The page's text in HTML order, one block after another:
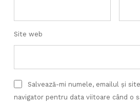
Site web
Salvează-mi numele, emailul și
navigator pentru data viitoare când o